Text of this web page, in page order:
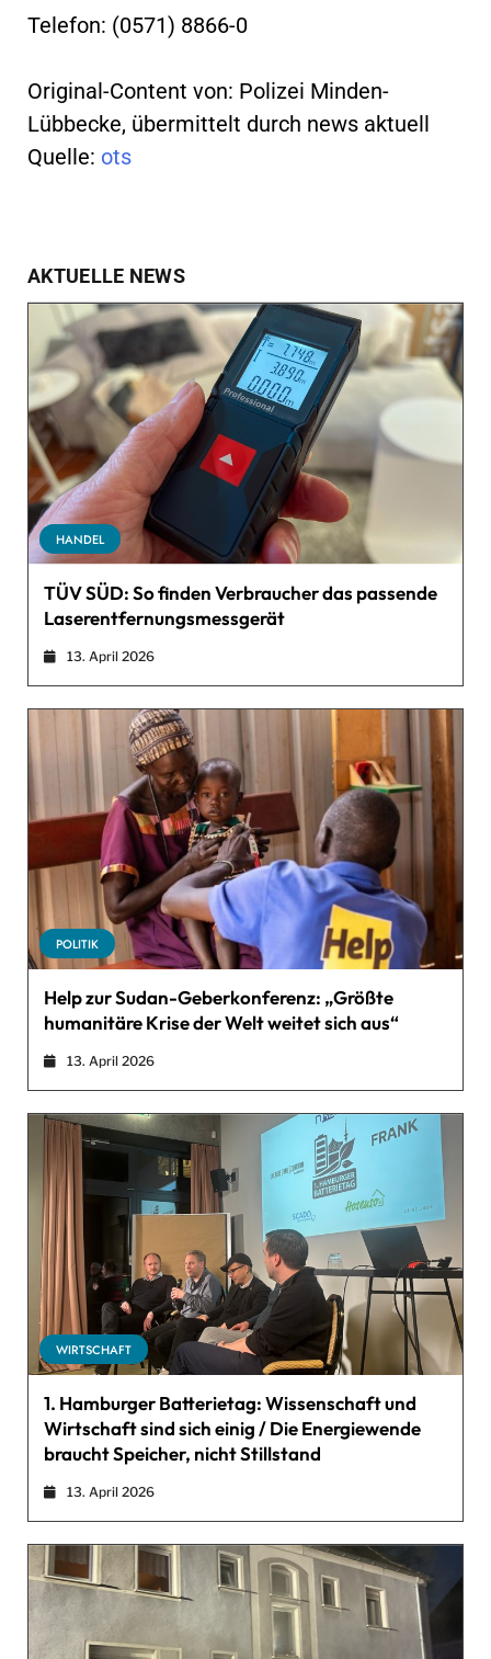
Telefon: (0571) 8866-0
Original-Content von: Polizei Minden-
Lübbecke, übermittelt durch news aktuell
Quelle: ots
AKTUELLE NEWS
HANDEL
TÜV SÜD: So finden Verbraucher das passende
Laserentfernungsmessgerät
13. April 2026
POLITIK
Help zur Sudan-Geberkonferenz: „Größte
humanitäre Krise der Welt weitet sich aus“
13. April 2026
WIRTSCHAFT
1. Hamburger Batterietag: Wissenschaft und
Wirtschaft sind sich einig / Die Energiewende
braucht Speicher, nicht Stillstand
13. April 2026